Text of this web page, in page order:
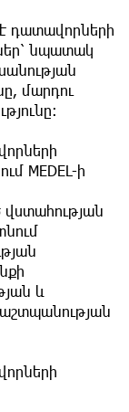
դատավորների
նպատակ
մարդու
MEDEL-ի
վստահության
և